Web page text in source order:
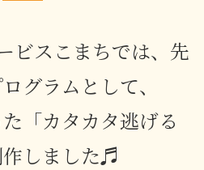
ビスこまちでは、先
グラムとして、
「カタカタ逃げる
作しました♬